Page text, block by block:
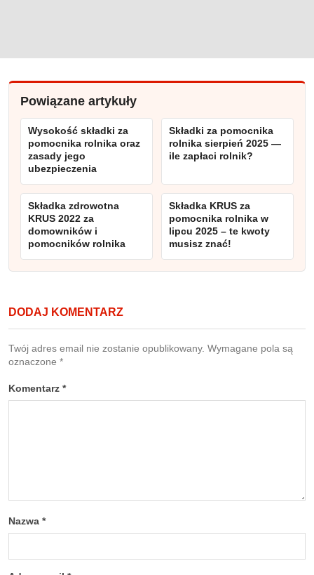
Powiązane artykuły
Wysokość składki za
pomocnika rolnika oraz
zasady jego
ubezpieczenia
Składki za pomocnika
rolnika sierpień 2025 —
ile zapłaci rolnik?
Składka zdrowotna
KRUS 2022 za
domowników i
pomocników rolnika
Składka KRUS za
pomocnika rolnika w
lipcu 2025 – te kwoty
musisz znać!
DODAJ KOMENTARZ
Twój adres email nie zostanie opublikowany. Wymagane pola są
oznaczone *
Komentarz *
Nazwa *